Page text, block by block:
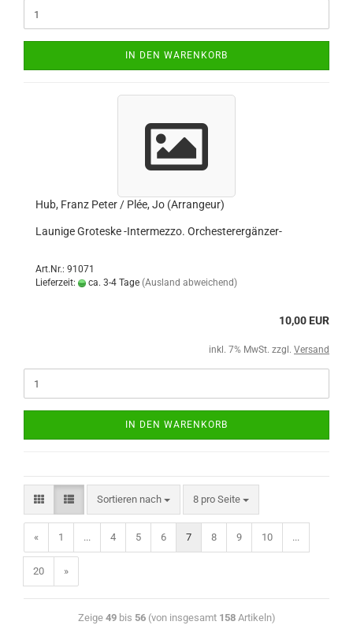
IN DEN WARENKORB
Hub, Franz Peter / Plée, Jo (Arrangeur)
Launige Groteske -Intermezzo. Orchesterergänzer-
Art.Nr.: 91071
Lieferzeit:
ca. 3-4 Tage (Ausland abweichend)
10,00 EUR
inkl. 7% MwSt. zzgl. Versand
IN DEN WARENKORB
Sortieren nach 8 pro Seite
« 1 ... 4 5 6 7 8 9 10 ...
20 »
Zeige 49bis 56(von insgesamt 158Artikeln)